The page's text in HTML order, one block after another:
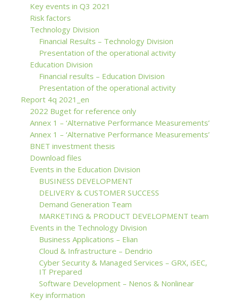
Key events in Q3 2021
Risk factors
Technology Division
Financial Results – Technology Division
Presentation of the operational activity
Education Division
Financial results – Education Division
Presentation of the operational activity
Report 4q 2021_en
2022 Buget for reference only
Annex 1 – ‘Alternative Performance Measurements’
Annex 1 – ‘Alternative Performance Measurements’
BNET investment thesis
Download files
Events in the Education Division
BUSINESS DEVELOPMENT
DELIVERY & CUSTOMER SUCCESS
Demand Generation Team
MARKETING & PRODUCT DEVELOPMENT team
Events in the Technology Division
Business Applications – Elian
Cloud & Infrastructure – Dendrio
Cyber Security & Managed Services – GRX, iSEC,
IT Prepared
Software Development – Nenos & Nonlinear
Key information